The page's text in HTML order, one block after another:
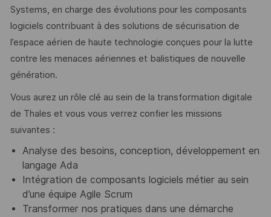
Systems, en charge des évolutions pour les composants
logiciels contribuant à des solutions de sécurisation de
l’espace aérien de haute technologie conçues pour la lutte
contre les menaces aériennes et balistiques de nouvelle
génération.
Vous aurez un rôle clé au sein de la transformation digitale
de Thales et vous vous verrez confier les missions
suivantes :
Analyse des besoins, conception, développement en
langage Ada
Intégration de composants logiciels métier au sein
d’une équipe Agile Scrum
Transformer nos pratiques dans une démarche